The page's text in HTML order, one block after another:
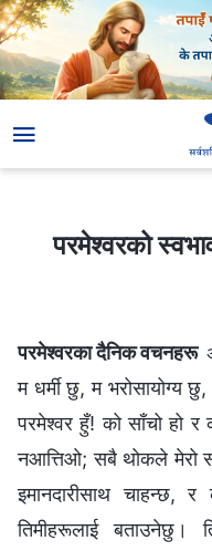
परमेश्‍वरको स्वभाव र उहाँसँग जे छ र
परमेश्‍वरको
परमेश्‍वरका दैनिक वचनहरू
म धर्मी छु, म भरोसायोग्य
परमेश्‍वर हुँ! को साँचो हो
नआत्तिओ; सबै थोकले मेरो
इमानदारीसाथ
तिमीहरूलाई